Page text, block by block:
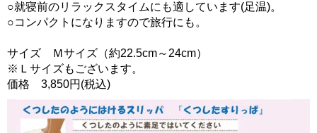
○就寝前のリラックスタイムにも適しています(足温)。
○コンパクトになりますので旅行にも。
サイズ Ｍサイズ（約22.5cm～24cm）
※Ｌサイズもございます。
価格 3,850円(税込)